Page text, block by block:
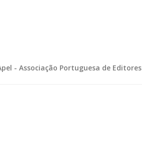
- Associação Portuguesa de Editores